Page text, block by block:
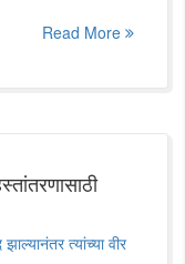
Read More
त्यांच्या वीर